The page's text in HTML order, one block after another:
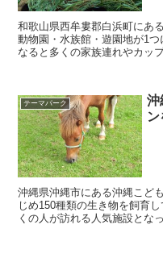
和歌山県西牟婁郡白浜町にあ
動物園・水族館・遊園地が1
なると多くの家族連れやカッ
テーマパーク
沖
沖縄県沖縄市にある沖縄こど
じめ150種類の生き物を飼育
くの人が訪れる人気施設となっています。 そん